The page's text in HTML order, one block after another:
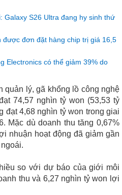
Galaxy S26 Ultra đang hy sinh thứ
được đơn đặt hàng chip trị giá 16,5
Electronics có thể giảm 39% do
quản lý, gã khổng lồ công nghệ
74,57 nghìn tỷ won (53,53 tỷ
đạt 4,68 nghìn tỷ won trong giai
Mặc dù doanh thu tăng 0,67%
nhuận hoạt động đã giảm gần
so với dự báo của giới môi
thu và 6,27 nghìn tỷ won lợi